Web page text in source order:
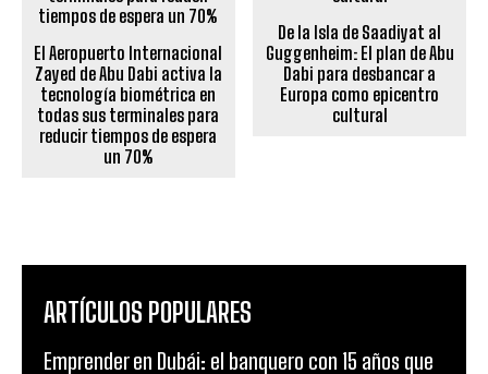
El Aeropuerto Internacional
Zayed de Abu Dabi activa la
tecnología biométrica en
todas sus terminales para
reducir tiempos de espera
un 70%
De la Isla de Saadiyat al
Guggenheim: El plan de Abu
Dabi para desbancar a
Europa como epicentro
cultural
ARTÍCULOS POPULARES
Emprender en Dubái: el banquero con 15 años que